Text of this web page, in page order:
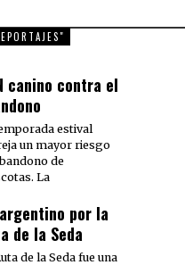
canino contra el
estival
un mayor riesgo
de
La
por la
de la Seda
de la Seda fue una